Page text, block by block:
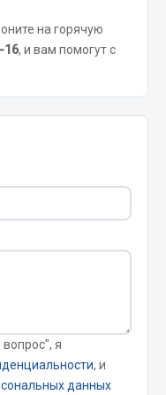
на горячую
16, и вам помогут с
я
, и
данных